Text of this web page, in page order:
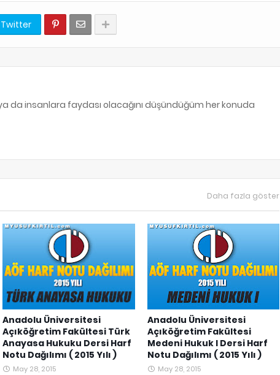
Twitter
da insanlara faydası olacağını düşündüğüm her konuda
Daha fazla göster
Anadolu Üniversitesi
Açıköğretim Fakültesi Türk
Anayasa Hukuku Dersi Harf
Notu Dağılımı ( 2015 Yılı )
May 28, 2015
Anadolu Üniversitesi
Açıköğretim Fakültesi
Medeni Hukuk I Dersi Harf
Notu Dağılımı ( 2015 Yılı )
May 28, 2015